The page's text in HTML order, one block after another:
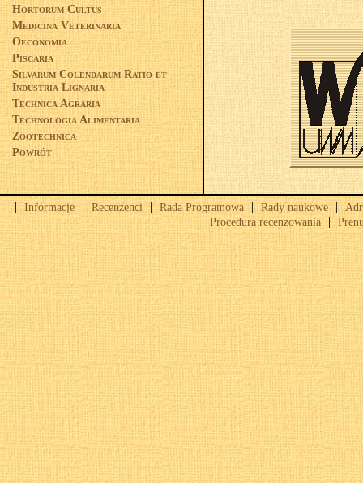
Hortorum Cultus
Medicina Veterinaria
Oeconomia
Piscaria
Silvarum Colendarum Ratio et
Industria Lignaria
Technica Agraria
Technologia Alimentaria
Zootechnica
Powrót
| Informacje | Recenzenci | Rada Programowa | Rady naukowe |
Procedura recenzowania |